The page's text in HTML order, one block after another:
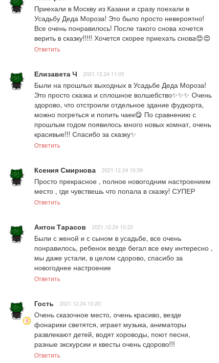
Приехали в Москву из Казани и сразу поехали в
Усадьбу Деда Мороза! Это было просто невероятно!
Все очень понравилось! После такого снова хочется
верить в сказку!!!!! Хочется скорее приехать снова😍😍
Ответить
Елизавета Ч 2021.12.24 11:05
Были на прошлых выходных в Усадьбе Деда Мороза!
Это просто сказка и сплошное волшебство✨✨✨ Очень
здорово, что отстроили отдельное здание фудкорта,
можно погреться и попить чаек😋 По сравнению с
прошлым годом появилось много новых комнат, очень
красивые!!! Спасибо за сказку✨
Ответить
Ксения Смирнова 2021.12.24 10:39
Просто прекрасное , полное новогодним настроением
место , где чувствешь что попала в сказку! СУПЕР
Ответить
Антон Тарасов 2021.12.24 10:23
Были с женой и с сыном в усадьбе, все очень
понравилось, ребенок везде бегал все ему интересно ,
мы даже устали, в целом сдорово, спасибо за
новогоднее настроение
Ответить
Гость 2021.12.24 10:20
Очень сказочное место, очень красиво, везде
фонарики светятся, играет музыка, аниматоры
развлекают детей, водят хороводы, поют песни,
разные экскурсии и квесты очень сдорово!!!
Ответить